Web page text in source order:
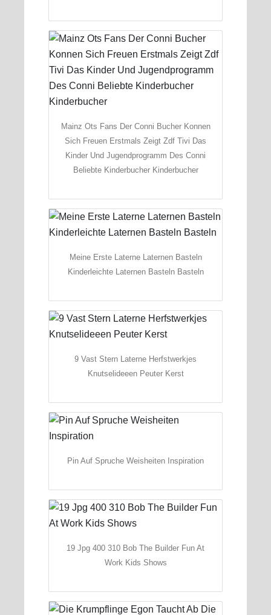
Mainz Ots Fans Der Conni Bucher Konnen
Sich Freuen Erstmals Zeigt Zdf Tivi Das
Kinder Und Jugendprogramm Des Conni
Beliebte Kinderbucher Kinderbucher
Meine Erste Laterne Laternen Basteln
Kinderleichte Laternen Basteln Basteln
9 Vast Stern Laterne Herfstwerkjes
Knutselideeen Peuter Kerst
Pin Auf Spruche Weisheiten Inspiration
19 Jpg 400 310 Bob The Builder Fun At
Work Kids Shows